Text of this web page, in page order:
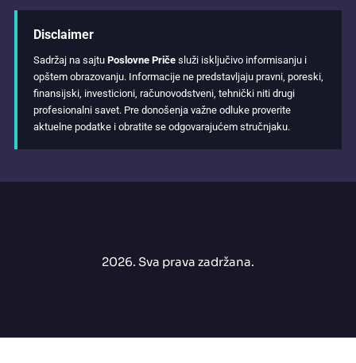
Disclaimer
Sadržaj na sajtu Poslovne Pričesluži isključivo informisanju i
opštem obrazovanju. Informacije ne predstavljaju pravni, poreski,
finansijski, investicioni, računovodstveni, tehnički niti drugi
profesionalni savet. Pre donošenja važne odluke proverite
aktuelne podatke i obratite se odgovarajućem stručnjaku.
2026. Sva prava zadržana.